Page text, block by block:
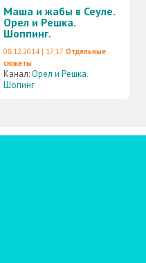
Маша и жабы в Сеуле.
Орел и Решка.
Шоппинг.
08.12.2014 | 17:17 Отдельные
сюжеты
Канал:Орел и Решка.
Шопинг